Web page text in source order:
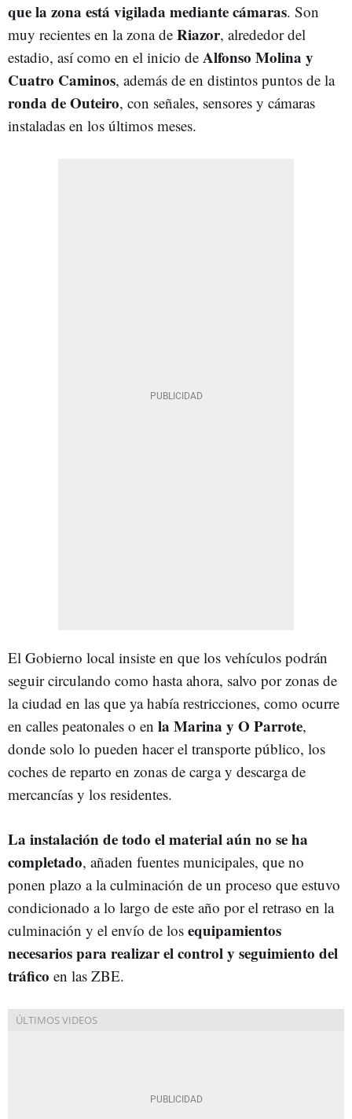
que la zona está vigilada mediante cámaras. Son
muy recientes en la zona de Riazor, alrededor del
estadio, así como en el inicio de Alfonso Molina y
Cuatro Caminos, además de en distintos puntos de la
ronda de Outeiro, con señales, sensores y cámaras
instaladas en los últimos meses.
El Gobierno local insiste en que los vehículos podrán
seguir circulando como hasta ahora, salvo por zonas de
la ciudad en las que ya había restricciones, como ocurre
en calles peatonales o en la Marina y O Parrote,
donde solo lo pueden hacer el transporte público, los
coches de reparto en zonas de carga y descarga de
mercancías y los residentes.
La instalación de todo el material aún no se ha
completado, añaden fuentes municipales, que no
ponen plazo a la culminación de un proceso que estuvo
condicionado a lo largo de este año por el retraso en la
culminación y el envío de los equipamientos
necesarios para realizar el control y seguimiento del
tráfico en las ZBE.